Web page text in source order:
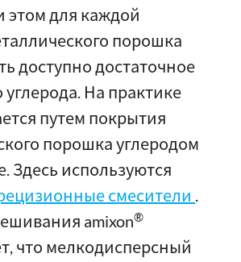
этом для каждой
порошка
доступно достаточное
углерода. На практике
путем покрытия
порошка углеродом
Здесь используются
смесители .
amixon®
что мелкодисперсный